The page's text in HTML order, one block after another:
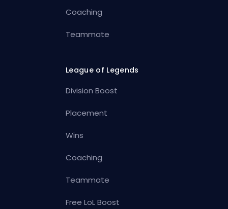
Coaching
Teammate
League of Legends
Division Boost
Placement
Wins
Coaching
Teammate
Free LoL Boost